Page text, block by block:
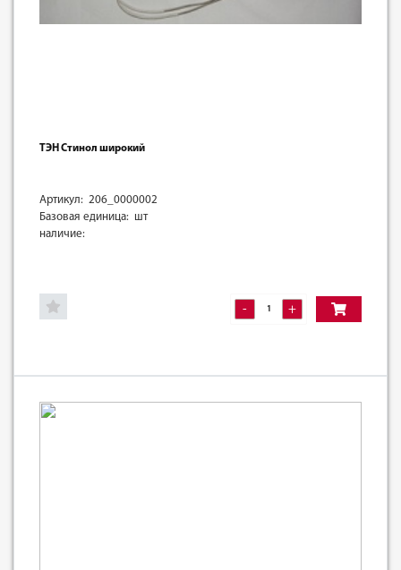
ТЭН Стинол широкий
Артикул: 206_0000002
Базовая единица: шт
наличие:
- +